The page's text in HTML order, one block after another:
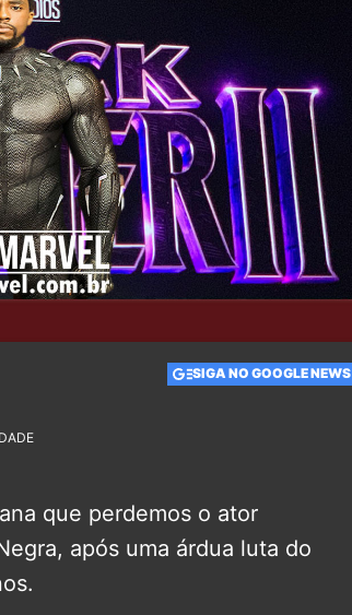
SIGA NO GOOGLE NEWS
que perdemos o ator
após uma árdua luta do